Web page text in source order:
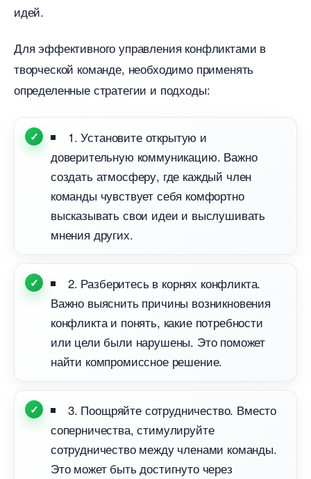
идей.
Для эффективного управления конфликтами
творческой команде, необходимо применять
определенные стратегии и подходы:
1. Установите открытую и
доверительную коммуникацию. Важно
создать атмосферу, где каждый член
команды чувствует себя комфортно
ысказывать свои идеи и выслушивать
мнения других.
2. Разберитесь в корнях конфликта.
ажно выяснить причины возникновения
конфликта и понять, какие потребности
или цели были нарушены. Это поможет
найти компромиссное решение.
3. Поощряйте сотрудничество. Вместо
соперничества, стимулируйте
сотрудничество между членами команды.
Это может быть достигнуто через